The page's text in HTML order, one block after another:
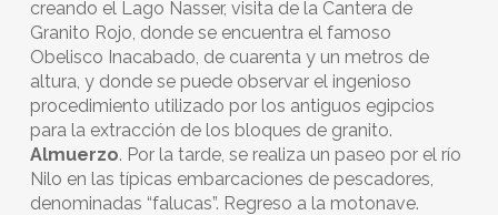
creando el Lago Nasser, visita de la Cantera de
Granito Rojo, donde se encuentra el famoso
Obelisco Inacabado, de cuarenta y un metros de
altura, y donde se puede observar el ingenioso
procedimiento utilizado por los antiguos egipcios
para la extracción de los bloques de granito.
Almuerzo. Por la tarde, se realiza un paseo por el río
Nilo en las típicas embarcaciones de pescadores,
denominadas “falucas”. Regreso a la motonave.